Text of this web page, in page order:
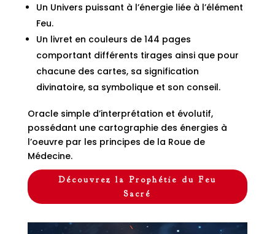
Un Univers puissant à l’énergie liée à l’élément
Feu.
Un livret en couleurs de 144 pages
comportant différents tirages ainsi que pour
chacune des cartes, sa signification
divinatoire, sa symbolique et son conseil.
Oracle simple d’interprétation et évolutif,
possédant une cartographie des énergies à
l’oeuvre par les principes de la Roue de
Médecine.
Découvrez la Prophétie du Feu
Sacré